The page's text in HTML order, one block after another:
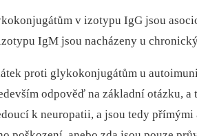
v izotypu IgG jsou
IgM jsou nacházeny u
proti glykokonjugátům u
odpověď na základní otázku,
k neuropatii, a jsou tedy